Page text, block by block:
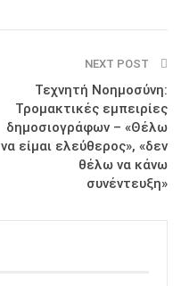
NEXT POST
Τεχνητή Νοημοσύνη:
Τρομακτικές εμπειρίες
δημοσιογράφων – «Θέλω
να είμαι ελεύθερος», «δεν
θέλω να κάνω
συνέντευξη»